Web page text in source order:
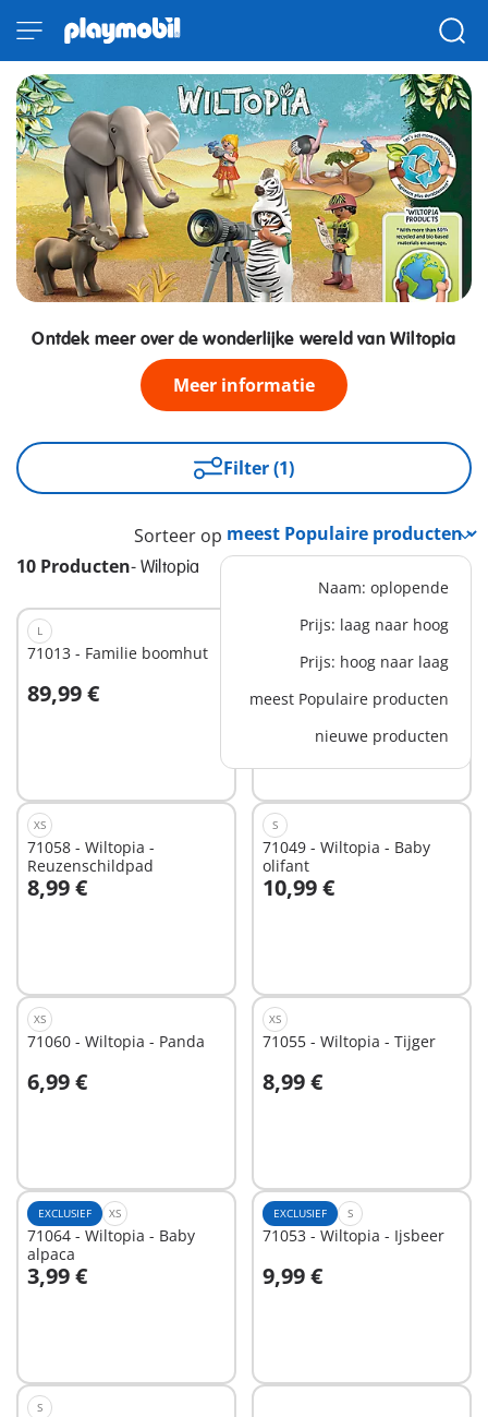
Ontdek meer over de wonderlijke wereld van Wiltopia
Meer informatie
Filter (1)
10 Producten- Wiltopia
Sorteer op
Naam: oplopende
Prijs: laag naar hoog
Prijs: hoog naar laag
meest Populaire producten
nieuwe producten
L
71013 - Familie boomhut
89,99 €
In winkelwagen
71012 - Wiltopia -
Miereneter verzorging
21,99 €
In winkelwagen
XS
71058 - Wiltopia -
Reuzenschildpad
8,99 €
In winkelwagen
S
71049 - Wiltopia - Baby
olifant
10,99 €
XS
71060 - Wiltopia - Panda
6,99 €
XS
71055 - Wiltopia - Tijger
8,99 €
EXCLUSIEF XS
71064 - Wiltopia - Baby
alpaca
3,99 €
EXCLUSIEF S
71053 - Wiltopia - Ijsbeer
9,99 €
S